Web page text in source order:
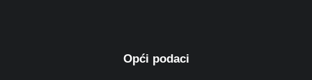
Opći podaci